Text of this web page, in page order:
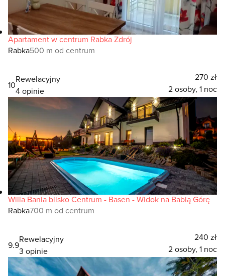
Apartament w centrum Rabka Zdrój
Rabka500 m od centrum
10
Rewelacyjny
4 opinie
270 zł
2 osoby, 1 noc
Willa Bania blisko Centrum - Basen - Widok na Babią Górę
Rabka700 m od centrum
9.9
Rewelacyjny
3 opinie
240 zł
2 osoby, 1 noc